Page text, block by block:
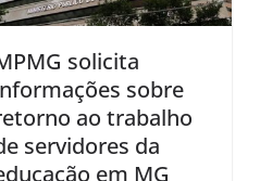
solicita
sobre
ao trabalho
servidores da
em MG